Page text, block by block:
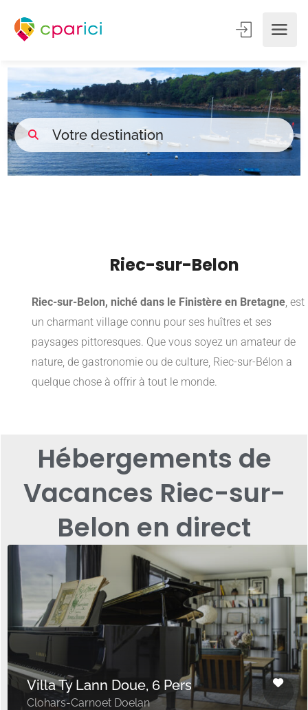
Riec-sur-Belon
Riec-sur-Belon, niché dans le Finistère en Bretagne , est
un charmant village connu pour ses huîtres et ses
paysages pittoresques. Que vous soyez un amateur de
nature, de gastronomie ou de culture, Riec-sur-Bélon a
quelque chose à offrir à tout le monde.
Hébergements de
Vacances Riec-sur-
Belon en direct
Villa Ty Lann Doue, 6 Pers
Clohars-Carnoet Doelan